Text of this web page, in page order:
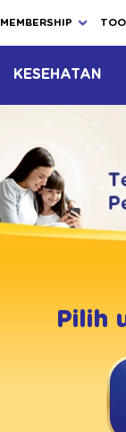
MEMBERSHIP
KESEHATAN
Pilih